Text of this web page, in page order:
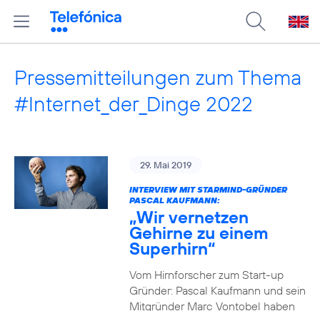
Pressemitteilungen zum Thema
#Internet_der_Dinge 2022
29. Mai 2019
INTERVIEW MIT STARMIND-GRÜNDER
PASCAL KAUFMANN:
„Wir vernetzen
Gehirne zu einem
Superhirn“
Vom Hirnforscher zum Start-up
Gründer: Pascal Kaufmann und sein
Mitgründer Marc Vontobel haben